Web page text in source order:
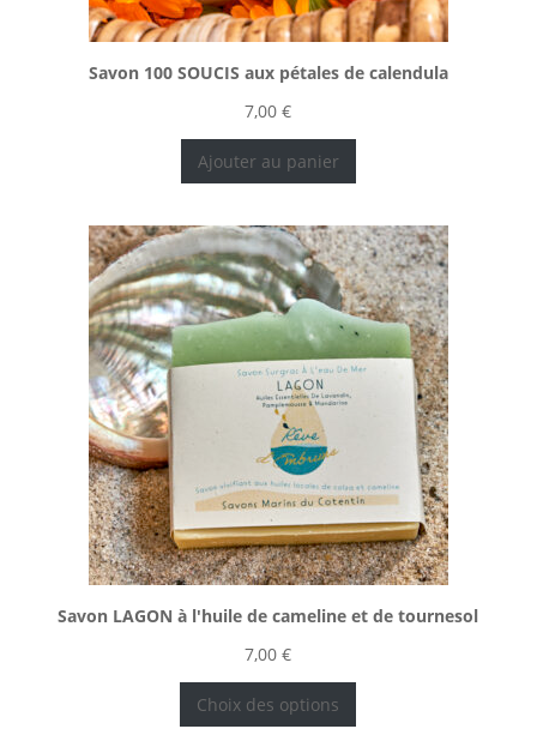
Savon 100 SOUCIS aux pétales de calendula
7,00€
Ajouter au panier
Savon LAGON à l'huile de cameline et de tournesol
7,00€
Choix des options